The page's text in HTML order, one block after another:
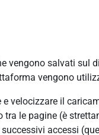
salvati sul
vengono
velocizzare il
le pagine (è
accessi